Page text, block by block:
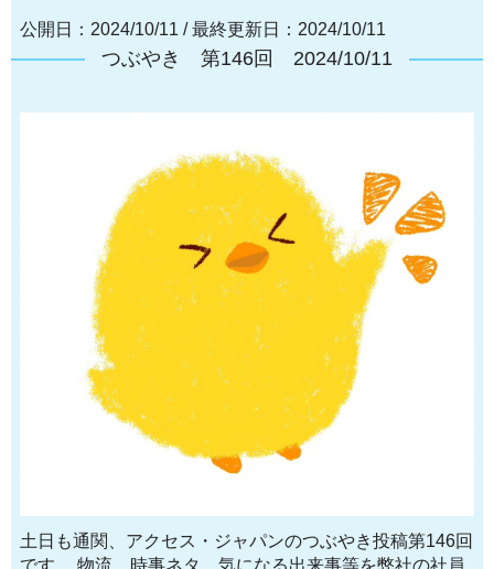
公開日：2024/10/11 / 最終更新日：2024/10/11
つぶやき 第146回 2024/10/11
土日も通関、アクセス・ジャパンのつぶやき投稿第146回
です。 物流、時事ネタ、気になる出来事等を弊社の社員